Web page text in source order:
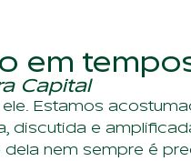
em
Capital
Estamos
discutida e
nem sempre é